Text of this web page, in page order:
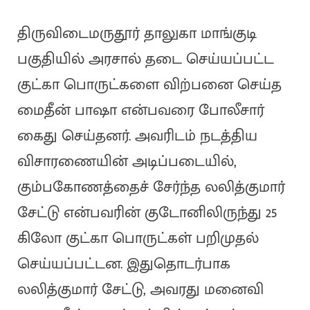
திருவிடைமருதூர் தாலுகா மாங்குடி
பகுதியில் அரசால் தடை செய்யப்பட்ட
குட்கா பொருட்களை விற்பனை செய்த
மைதீன் பாஷா என்பவரை போலீசார்
கைது செய்தனர். அவரிடம் நடத்திய
விசாரணையின் அடிப்படையில்,
கும்பகோணத்தைச் சேர்ந்த லலித்குமார்
சேட்டு என்பவரின் குடோனிலிருந்து 25
கிலோ குட்கா பொருட்கள் பறிமுதல்
செய்யப்பட்டன. இதுதொடர்பாக
லலித்குமார் சேட்டு, அவரது மனைவி